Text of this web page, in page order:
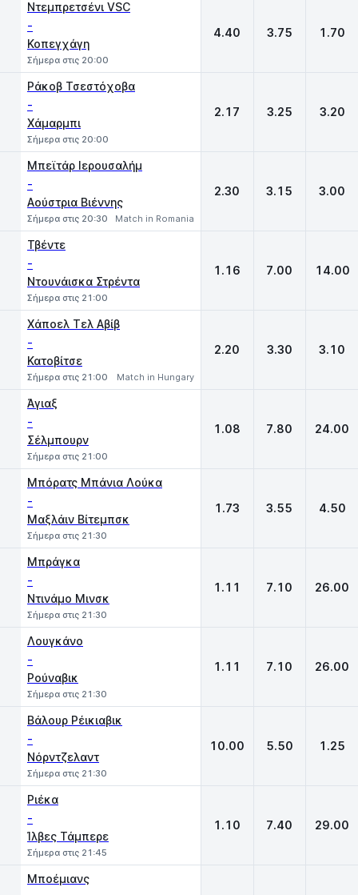
Ντεμπρετσένι VSC
-
Κοπεγχάγη
Σήμερα στις 20:00
4.40 3.75 1.70
Ράκοβ Τσεστόχοβα
-
Χάμαρμπι
Σήμερα στις 20:00
2.17 3.25 3.20
Μπεϊτάρ Ιερουσαλήμ
-
Αούστρια Βιέννης
Σήμερα στις 20:30 Match in Romania
2.30 3.15 3.00
Τβέντε
-
Ντουνάισκα Στρέντα
Σήμερα στις 21:00
1.16 7.00 14.00
Χάποελ Τελ Αβίβ
-
Κατοβίτσε
Σήμερα στις 21:00 Match in Hungary
2.20 3.30 3.10
Άγιαξ
-
Σέλμπουρν
Σήμερα στις 21:00
1.08 7.80 24.00
Μπόρατς Μπάνια Λούκα
-
Μαξλάιν Βίτεμπσκ
Σήμερα στις 21:30
1.73 3.55 4.50
Μπράγκα
-
Ντινάμο Μινσκ
Σήμερα στις 21:30
1.11 7.10 26.00
Λουγκάνο
-
Ρούναβικ
Σήμερα στις 21:30
1.11 7.10 26.00
Βάλουρ Ρέικιαβικ
-
Νόρντζελαντ
Σήμερα στις 21:30
10.00 5.50 1.25
Ριέκα
-
Ίλβες Τάμπερε
Σήμερα στις 21:45
1.10 7.40 29.00
Μποέμιανς